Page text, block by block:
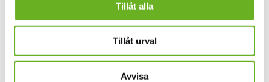
Tillåt alla
Tillåt urval
Avvisa